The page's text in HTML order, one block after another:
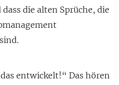
die alten Sprüche, die
entwickelt!“ Das hören